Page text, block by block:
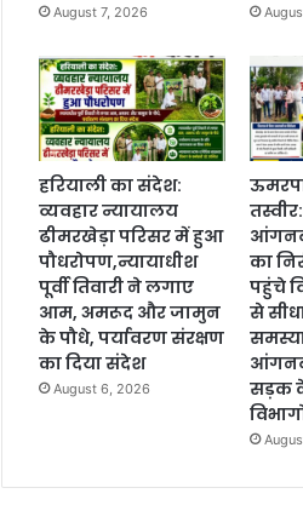
August 7, 2026
हरियाली का संदेश:
व्यवहार न्यायालय
ढीमरखेड़ा परिसर में हुआ
पौधरोपण,न्यायाधीश
पूर्वी तिवारी ने लगाए
आम, अमरूद और जामुन
के पौधे, पर्यावरण संरक्षण
का दिया संदेश
August 6, 2026
का
पहुंचे
से
सड़क